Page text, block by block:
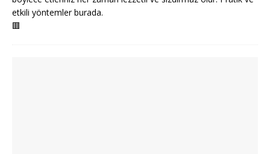
etkili yöntemler burada.
🟥